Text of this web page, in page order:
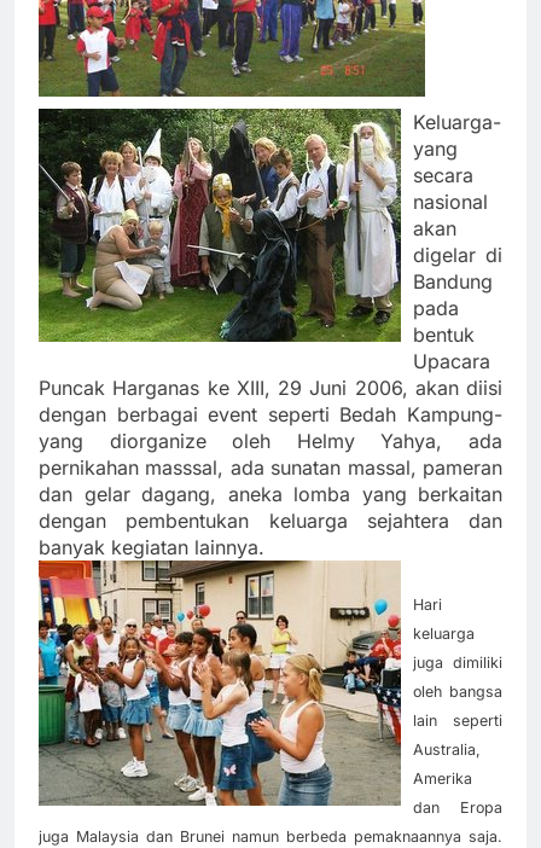
Keluarga-
yang
secara
nasional
akan
digelar di
Bandung
pada
bentuk
Upacara
Puncak Harganas ke XIII, 29 Juni 2006, akan diisi
dengan berbagai event seperti Bedah Kampung-
yang diorganize oleh Helmy Yahya, ada
pernikahan masssal, ada sunatan massal, pameran
dan gelar dagang, aneka lomba yang berkaitan
dengan pembentukan keluarga sejahtera dan
banyak kegiatan lainnya.
Hari
keluarga
juga dimiliki
oleh bangsa
lain seperti
Australia,
Amerika
dan Eropa
juga Malaysia dan Brunei namun berbeda pemaknaannya saja.